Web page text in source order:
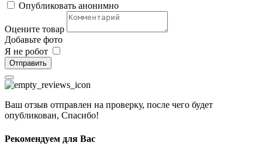
Опубликовать анонимно
Оцените товар
Добавьте фото
Я не робот
Отправить
Ваш отзыв отправлен на проверку, после чего будет
опубликован, Спасибо!
Рекомендуем для Вас